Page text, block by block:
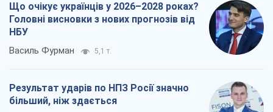
Що очікує українців у 2026–2028 роках?
Головні висновки з нових прогнозів від
НБУ
Василь Фурман 5,1 т.
Результат ударів по НПЗ Росії значно
більший, ніж здається